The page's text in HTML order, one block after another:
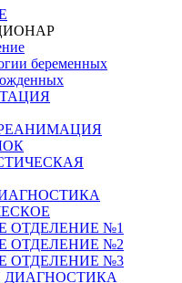
беременных
ОТДЕЛЕНИЕ №1
ОТДЕЛЕНИЕ №2
ОТДЕЛЕНИЕ №3